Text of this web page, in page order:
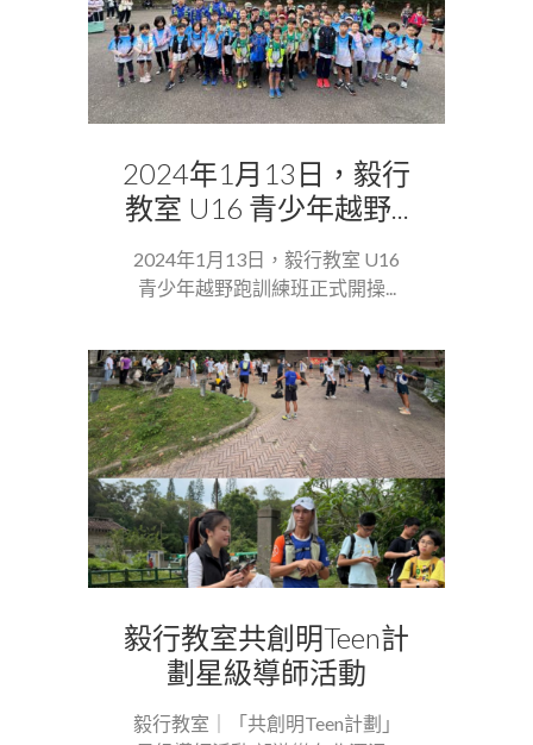
2024年1月13日，毅行
教室 U16 青少年越野...
2024年1月13日，毅行教室 U16
青少年越野跑訓練班正式開操...
毅行教室共創明Teen計
劃星級導師活動
毅行教室｜「共創明Teen計劃」